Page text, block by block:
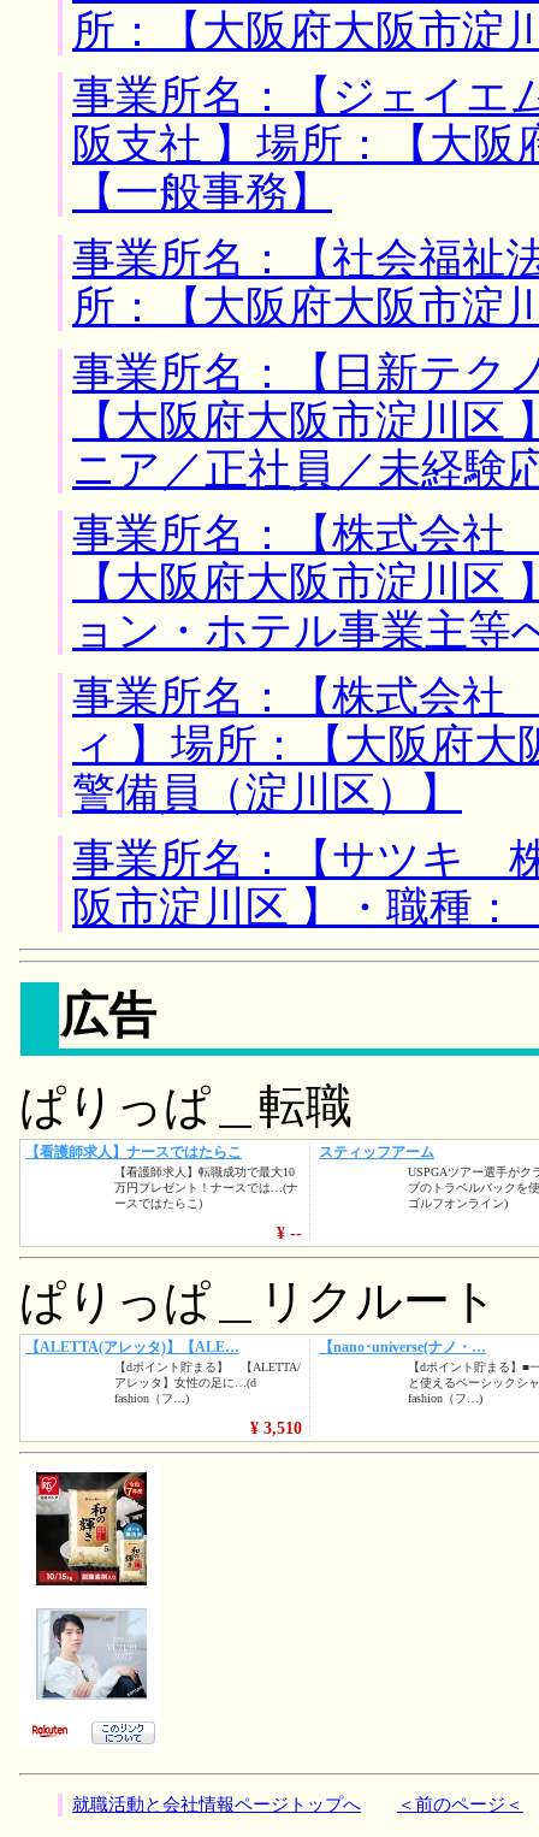
所：【大阪府大阪市淀
事業所名：【ジェイ
阪支社 】場所：【大
【一般事務】
事業所名：【社会福祉
所：【大阪府大阪市淀
事業所名：【日新テク
【大阪府大阪市淀川
ニア／正社員／未経験
事業所名：【株式会
【大阪府大阪市淀川
ョン・ホテル事業主等
事業所名：【株式会
ィ 】場所：【大阪府
警備員（淀川区）】
事業所名：【サツキ
阪市淀川区 】・職種：
広告
ぱりっぱ＿転職
ぱりっぱ＿リクルート
就職活動と会社情報ページトップへ ＜前のページ＜